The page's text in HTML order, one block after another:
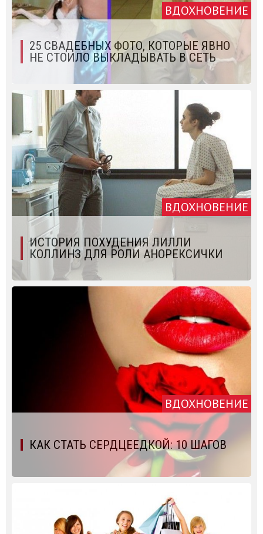
ВДОХНОВЕНИЕ
25 СВАДЕБНЫХ ФОТО, КОТОРЫЕ ЯВНО
НЕ СТОИЛО ВЫКЛАДЫВАТЬ В СЕТЬ
ВДОХНОВЕНИЕ
ИСТОРИЯ ПОХУДЕНИЯ ЛИЛЛИ
КОЛЛИНЗ ДЛЯ РОЛИ АНОРЕКСИЧКИ
ВДОХНОВЕНИЕ
КАК СТАТЬ СЕРДЦЕЕДКОЙ: 10 ШАГОВ